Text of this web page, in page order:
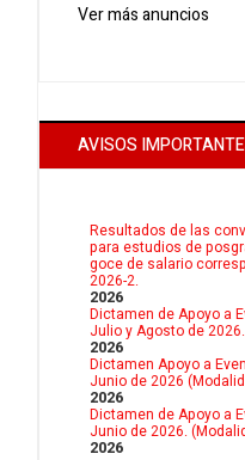
Ver más anuncios
AVISOS
Resultados de las
para estudios de
goce de salario
2026-2.
2026
Dictamen de Apoyo a
Julio y Agosto de 2026.
2026
Dictamen Apoyo a
Junio de 2026
2026
Dictamen de Apoyo a
Junio de 2026.
2026